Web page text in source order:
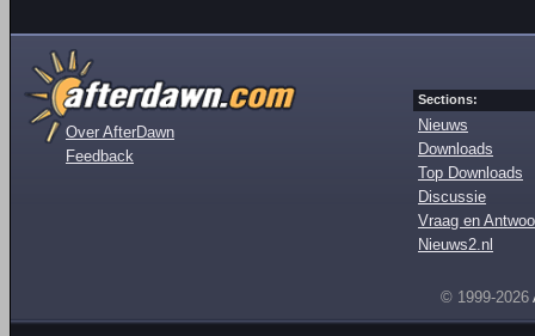
Over AfterDawn
Feedback
Sections:
Nieuws
Downloads
Top Downloads
Discussie
Vraag en
Nieuws2.nl
© 1999-2026